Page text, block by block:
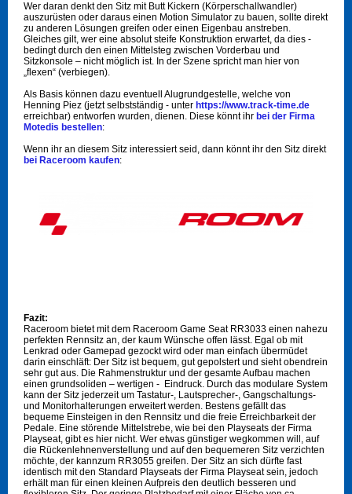
Wer daran denkt den Sitz mit Butt Kickern (Körperschallwandler)
auszurüsten oder daraus einen Motion Simulator zu bauen, sollte direkt
zu anderen Lösungen greifen oder einen Eigenbau anstreben.
Gleiches gilt, wer eine absolut steife Konstruktion erwartet, da dies -
bedingt durch den einen Mittelsteg zwischen Vorderbau und
Sitzkonsole – nicht möglich ist. In der Szene spricht man hier von
„flexen“ (verbiegen).
Als Basis können dazu eventuell Alugrundgestelle, welche von
Henning Piez (jetzt selbstständig - unter https://www.track-time.de
erreichbar) entworfen wurden, dienen. Diese könnt ihr bei der Firma
Motedis bestellen:
Wenn ihr an diesem Sitz interessiert seid, dann könnt ihr den Sitz direkt
bei Raceroom kaufen:
Fazit:
Raceroom bietet mit dem Raceroom Game Seat RR3033 einen nahezu
perfekten Rennsitz an, der kaum Wünsche offen lässt. Egal ob mit
Lenkrad oder Gamepad gezockt wird oder man einfach übermüdet
darin einschläft: Der Sitz ist bequem, gut gepolstert und sieht obendrein
sehr gut aus. Die Rahmenstruktur und der gesamte Aufbau machen
einen grundsoliden – wertigen - Eindruck. Durch das modulare System
kann der Sitz jederzeit um Tastatur-, Lautsprecher-, Gangschaltungs-
und Monitorhalterungen erweitert werden. Bestens gefällt das
bequeme Einsteigen in den Rennsitz und die freie Erreichbarkeit der
Pedale. Eine störende Mittelstrebe, wie bei den Playseats der Firma
Playseat, gibt es hier nicht. Wer etwas günstiger wegkommen will, auf
die Rückenlehnenverstellung und auf den bequemeren Sitz verzichten
möchte, der kannzum RR3055 greifen. Der Sitz an sich dürfte fast
identisch mit den Standard Playseats der Firma Playseat sein, jedoch
erhält man für einen kleinen Aufpreis den deutlich besseren und